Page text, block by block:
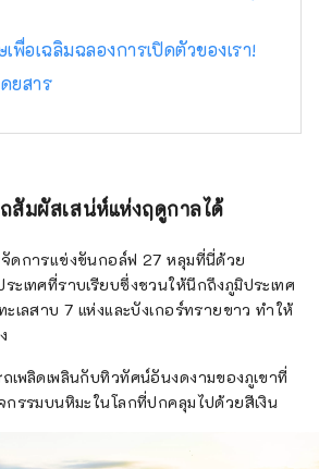
พื่อเฉลิมฉลองการเปิดตัวของเรา!
ยสาร
สัมผัสเสน่ห์แห่งฤดูกาลได้
ดการแข่งขันกอล์ฟ 27 หลุมที่นี่ด้วย
เทศที่ราบเรียบซึ่งชวนให้นึกถึงภูมิประเทศ
เลสาบ 7 แห่งและบังเกอร์ทรายขาว ทำให้
พลิดเพลินกับทิวทัศน์อันงดงามของภูเขาที่
รรมบนหิมะในโลกที่ปกคลุมไปด้วยสีเงิน